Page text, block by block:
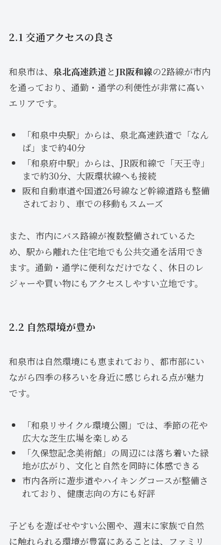
2.1 交通アクセスの良さ
和泉市は、 泉北高速鉄道とJR阪和線の2路線が市内
を通っており、通勤・通学の利便性が非常に高い
エリアです。
「和泉中央駅」からは、泉北高速鉄道で「なん
ば」まで約40分
「和泉府中駅」からは、JR阪和線で「天王寺」
まで約30分、大阪環状線へも接続
阪和自動車道や国道26号線など幹線道路も整備
されており、車での移動もスムーズ
また、市内にバス路線が複数整備されているた
め、駅から離れた住宅地でも公共交通を活用でき
ます。通勤・通学に便利なだけでなく、休日のレ
ジャーや買い物にもアクセスしやすい立地です。
2.2 自然環境が豊か
和泉市は自然環境にも恵まれており、都市部にい
ながら四季の移ろいを身近に感じられる点が魅力
です。
「和泉リサイクル環境公園」では、季節の花や
広大な芝生広場を楽しめる
「久保惣記念美術館」の周辺には落ち着いた緑
地が広がり、文化と自然を同時に体感できる
市内各所に遊歩道やハイキングコースが整備さ
れており、健康志向の方にも好評
子どもを遊ばせやすい公園や、週末に家族で自然
に触れられる環境が豊富にあることは、ファミリ